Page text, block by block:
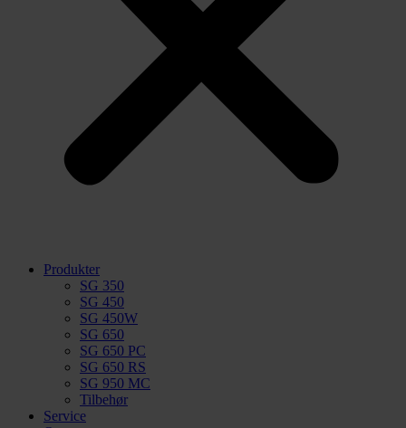
Produkter
SG 350
SG 450
SG 450W
SG 650
SG 650 PC
SG 650 RS
SG 950 MC
Tilbehør
Service